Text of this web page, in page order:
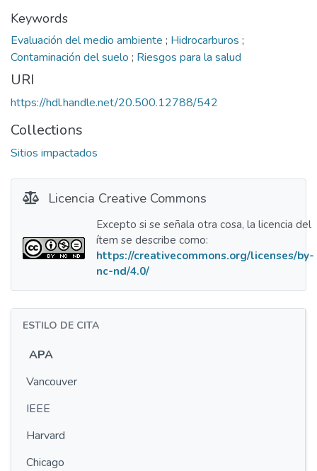
Keywords
Evaluación del medio ambiente ; Hidrocarburos ;
Contaminación del suelo ; Riesgos para la salud
URI
https://hdl.handle.net/20.500.12788/542
Collections
Sitios impactados
Licencia Creative Commons
Excepto si se señala otra cosa, la licencia del
ítem se describe como:
https://creativecommons.org/licenses/by-
nc-nd/4.0/
ESTILO DE CITA
APA
Vancouver
IEEE
Harvard
Chicago